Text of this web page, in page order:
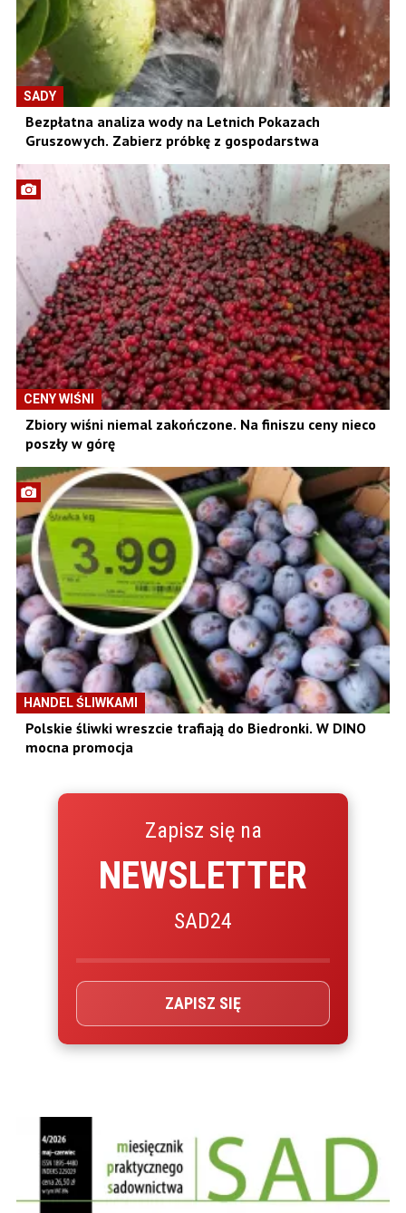
SADY
Bezpłatna analiza wody na Letnich Pokazach
Gruszowych. Zabierz próbkę z gospodarstwa
CENY WIŚNI
Zbiory wiśni niemal zakończone. Na finiszu ceny nieco
poszły w górę
HANDEL ŚLIWKAMI
Polskie śliwki wreszcie trafiają do Biedronki. W DINO
mocna promocja
Zapisz się na
NEWSLETTER
SAD24
ZAPISZ SIĘ